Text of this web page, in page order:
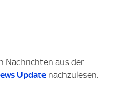
Nachrichten aus der
Update nachzulesen.